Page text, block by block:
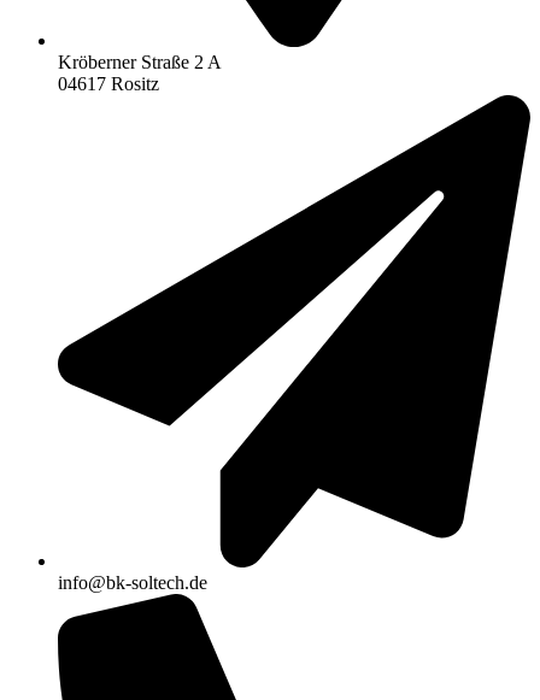
Kröberner Straße 2 A
04617 Rositz
info@bk-soltech.de